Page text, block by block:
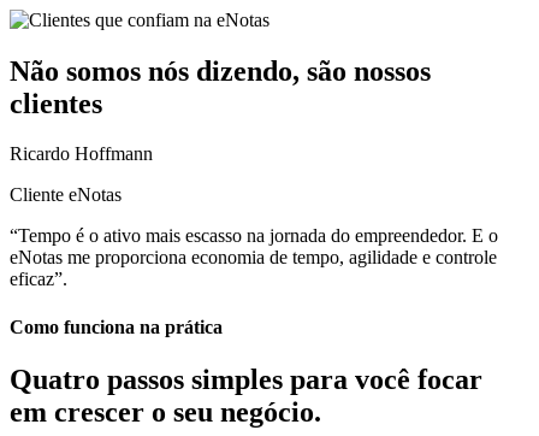
Não somos nós dizendo, são nossos
clientes
Ricardo Hoffmann
Cliente eNotas
“Tempo é o ativo mais escasso na jornada do empreendedor. E o
eNotas me proporciona economia de tempo, agilidade e controle
eficaz”.
Como funciona na prática
Quatro passos simples para você focar
em crescer o seu negócio.